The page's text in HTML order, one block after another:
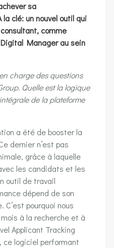
sa
clé: un nouvel outil qui
comme
Digital Manager au sein
charge des questions
Quelle est la logique
de la plateforme
a été de booster la
dernier n’est pas
grâce à laquelle
les candidats et les
outil de travail
dépend de son
pourquoi nous
à la recherche et à
Applicant Tracking
ce logiciel performant